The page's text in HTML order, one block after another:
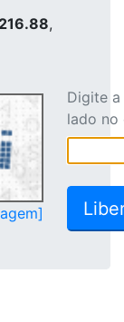
,
Digite
lado no